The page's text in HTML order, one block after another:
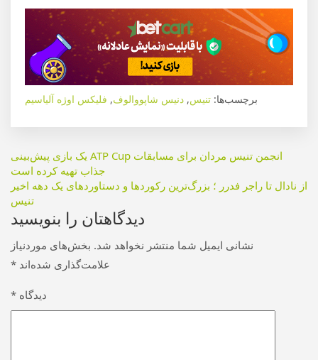
برچسب‌ها: تنیس, دنیس شاپووالوف, فلیکس اوژه آلیاسیم
راهبری
نوشته
انجمن تنیس مردان برای مسابقات ATP Cup یک بازی پیش‌بینی
جذاب تهیه کرده است
از نادال تا راجر فدرر ؛ بزرگ‌ترین رکوردها و دستاوردهای یک دهه اخیر
تنیس
دیدگاهتان را بنویسید
نشانی ایمیل شما منتشر نخواهد شد. بخش‌های موردنیاز
علامت‌گذاری شده‌اند *
دیدگاه *